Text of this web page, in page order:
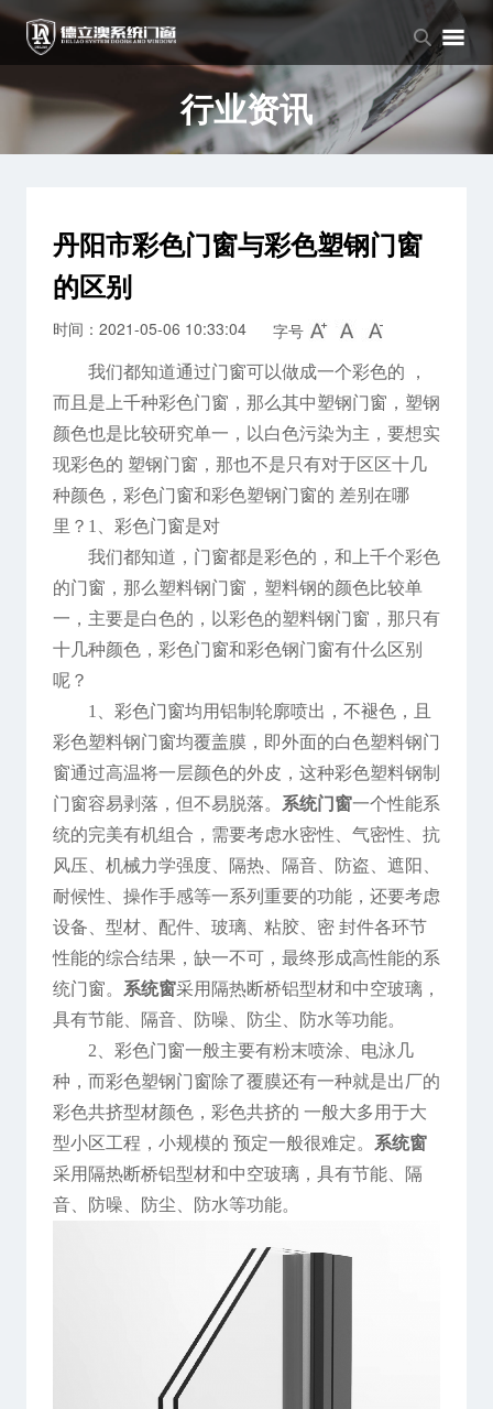
品牌中心
品牌介绍
企业文化
产品中心
窗系列
门系列
新闻中心
公司新闻
行业资讯
行业资讯
丹阳市彩色门窗与彩色塑钢门窗
的区别
时间：2021-05-06 10:33:04 字号
我们都知道通过门窗可以做成一个彩色的 ，
而且是上千种彩色门窗，那么其中塑钢门窗，塑钢
颜色也是比较研究单一，以白色污染为主，要想实
现彩色的 塑钢门窗，那也不是只有对于区区十几
种颜色，彩色门窗和彩色塑钢门窗的 差别在哪
里？1、彩色门窗是对
我们都知道，门窗都是彩色的，和上千个彩色
的门窗，那么塑料钢门窗，塑料钢的颜色比较单
一，主要是白色的，以彩色的塑料钢门窗，那只有
十几种颜色，彩色门窗和彩色钢门窗有什么区别
呢？
1、彩色门窗均用铝制轮廓喷出，不褪色，且
彩色塑料钢门窗均覆盖膜，即外面的白色塑料钢门
窗通过高温将一层颜色的外皮，这种彩色塑料钢制
门窗容易剥落，但不易脱落。
系统门窗一个性能系
统的完美有机组合，需要考虑水密性、气密性、抗
风压、机械力学强度、隔热、隔音、防盗、遮阳、
耐候性、操作手感等一系列重要的功能，还要考虑
设备、型材、配件、玻璃、粘胶、密 封件各环节
性能的综合结果，缺一不可，最终形成高性能的系
统门窗。
系统窗采用隔热断桥铝型材和中空玻璃，
具有节能、隔音、防噪、防尘、防水等功能。
2、彩色门窗一般主要有粉末喷涂、电泳几
种，而彩色塑钢门窗除了覆膜还有一种就是出厂的
彩色共挤型材颜色，彩色共挤的 一般大多用于大
型小区工程，小规模的 预定一般很难定。
系统窗
采用隔热断桥铝型材和中空玻璃，具有节能、隔
音、防噪、防尘、防水等功能。